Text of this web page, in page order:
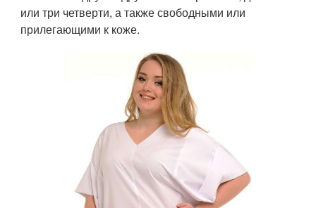
или три четверти, а также свободными или
прилегающими к коже.